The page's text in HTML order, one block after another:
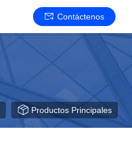
Contáctenos
Productos Principales